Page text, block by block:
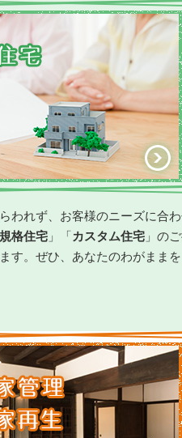
われず、お客様のニーズに合
規格住宅 」「カスタム住宅 」の
す。ぜひ、あなたのわがまま